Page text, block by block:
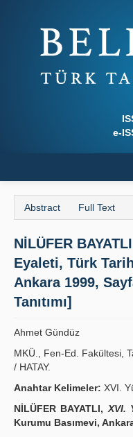
e-
About
Journal Boards
Writing Rules
Principles
Publication Policies
Guidelines
Contact Us
Abstract Full Text
NİLÜFER
Eyaleti, Türk
Ankara 1999,
Tanıtımı]
Ahmet Gündüz
MKÜ., Fen-Ed. Fakültesi,
/ HATAY.
Anahtar Kelimeler: XVI.
NİLÜFER BAYATLI, XVI.
Kurumu Basımevi,